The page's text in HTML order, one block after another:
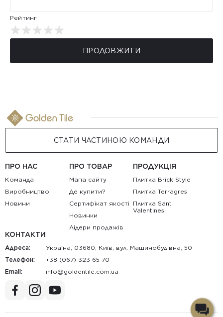
Рейтинг
ПРОДОВЖИТИ
СТАТИ ЧАСТИНОЮ КОМАНДИ
ПРО НАС
Команда
Виробництво
Новини
ПРО ТОВАР
Мапа сайту
Де купити?
Сертифікат якості
Новинки
Лідери продажів
ПРОДУКЦІЯ
Плитка Brick Style
Плитка Terragres
Плитка Sant
Valentines
КОНТАКТИ
Адреса:
Україна, 03680, Київ, вул. Машинобудівна, 50
Телефон:
+38 (067) 323 65 70
Email:
au.moc.elitnedlog@ofni